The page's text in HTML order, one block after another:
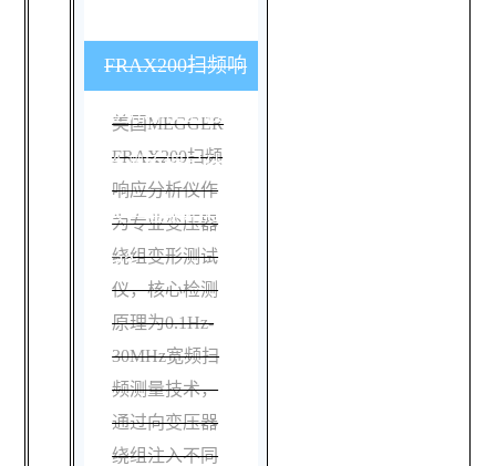
FRAX200扫频响
应分析仪的核心
检测原理是什
么，检测精度如
何？
美国MEGGER
FRAX200扫频
响应分析仪作
为专业变压器
绕组变形测试
仪，核心检测
原理为0.1Hz-
30MHz宽频扫
频测量技术，
通过向变压器
绕组注入不同